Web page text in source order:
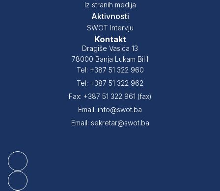
Iz stranih medija
Aktivnosti
SWOT Intervju
Kontakt
Dragiše Vasića 13
78000 Banja Lukam BiH
Tel: +387 51 322 960
Tel: +387 51 322 962
Fax: +387 51 322 961 (fax)
Email: info@swot.ba
Email: sekretar@swot.ba